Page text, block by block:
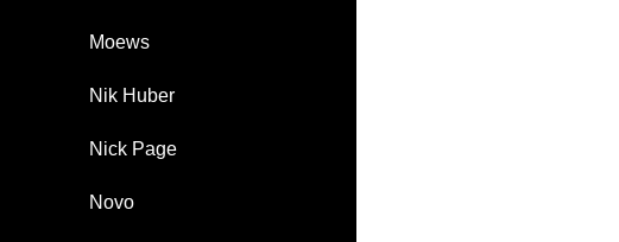
Moews
Nik Huber
Nick Page
Novo